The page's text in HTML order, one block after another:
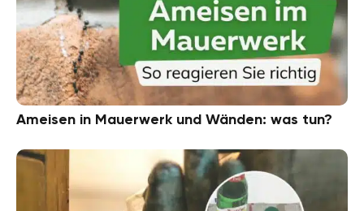
Ameisen in Mauerwerk und Wänden: was tun?